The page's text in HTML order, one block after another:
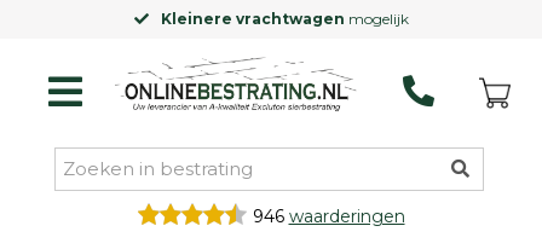
Kleinere vrachtwagen mogelijk
946 waarderingen